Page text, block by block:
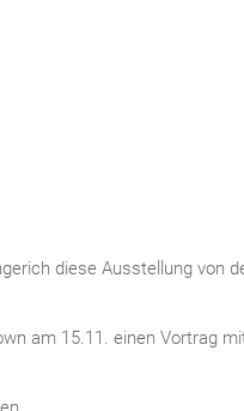
diese Ausstellung von
am 15.11. einen Vortrag